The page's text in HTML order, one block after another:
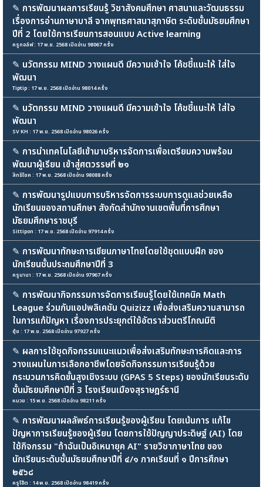
✎ การพัฒนาผลการเรียนรู้ วิชาสังคมศึกษา ศาสนาและวัฒนธรรม
เรื่องการอ่านภาษาบาลี จากพุทธศาสนาสุภาษิต ระดับชั้นมัธยมศึกษา
ปีที่ 2 โดยใช้การเรียนการสอนแบบ Active learning
ครูกอล์ฟ : 17 พ.ย. 2568 เปิดอ่าน 98067 ครั้ง
✎ นวัตกรรม MIND วางแผนดี มีความเข้าใจ โค้ชชี้แนะให้ ใส่ใจ
พัฒนา
Tiptip : 17 พ.ย. 2568 เปิดอ่าน 98014 ครั้ง
✎ นวัตกรรม MIND วางแผนดี มีความเข้าใจ โค้ชชี้แนะให้ ใส่ใจ
พัฒนา
SV KH : 17 พ.ย. 2568 เปิดอ่าน 98026 ครั้ง
✎ การนำเทคโนโลยีเข้ามาบริหารจัดการเพื่อเตรียมความพร้อม
พัฒนาผู้เรียน เข้าสู่ศตวรรษที่ ๒๑
สิทธิโชค : 17 พ.ย. 2568 เปิดอ่าน 98088 ครั้ง
✎ การพัฒนารูปแบบการบริหารจัดการระบบการดูแลช่วยเหลือ
นักเรียนของสถานศึกษา สังกัดสำนักงานเขตพื้นที่การศึกษา
มัธยมศึกษาราชบุรี
Sittipon : 17 พ.ย. 2568 เปิดอ่าน 97914 ครั้ง
✎ การพัฒนาทักษะการเขียนภาษาไทยโดยใช้ชุดแบบฝึก ของ
นักเรียนชั้นประถมศึกษาปีที่ 3
ครูนานา : 17 พ.ย. 2568 เปิดอ่าน 97967 ครั้ง
✎ การพัฒนากิจกรรมการจัดการเรียนรู้โดยใช้เทคนิค Math
League ร่วมกับแอปพลิเคชัน Quizizz เพื่อส่งเสริมความสามารถ
ในการแก้ปัญหา เรื่องการประยุกต์ใช้อัตราส่วนตรีโกณมิติ
ยุ้ย : 17 พ.ย. 2568 เปิดอ่าน 97927 ครั้ง
✎ ผลการใช้ชุดกิจกรรมแนะแนวเพื่อส่งเสริมทักษะการคิดและการ
วางแผนในการเลือกอาชีพโดยจัดกิจกรรมการเรียนรู้ด้วย
กระบวนการคิดขั้นสูงเชิงระบบ (GPAS 5 Steps) ของนักเรียนระดับ
ชั้นมัธยมศึกษาปีที่ 3 โรงเรียนเมืองสุราษฎร์ธานี
หมวย : 15 พ.ย. 2568 เปิดอ่าน 98211 ครั้ง
✎ การพัฒนาผลลัพธ์การเรียนรู้ของผู้เรียน โดยเน้นการ แก้ไข
ปัญหาการเรียนรู้ของผู้เรียน โดยการใช้ปัญญาประดิษฐ์ (AI) โดย
ใช้กิจกรรม "ถ้าฉันเป็นอิเหนายุค AI" รายวิชาภาษาไทย ของ
นักเรียนระดับชั้นมัธยมศึกษาปีที่ ๔/๑ ภาคเรียนที่ ๑ ปีการศึกษา
๒๕๖๘
ครูโอ๊ต : 14 พ.ย. 2568 เปิดอ่าน 98419 ครั้ง